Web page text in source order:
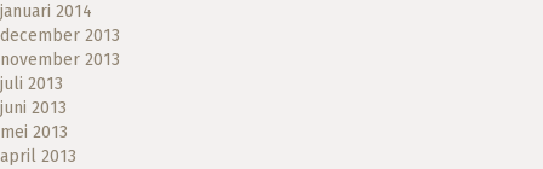
januari 2014
december 2013
november 2013
juli 2013
juni 2013
mei 2013
april 2013